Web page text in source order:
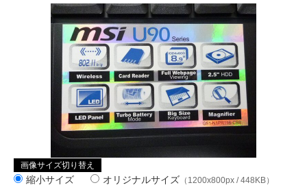
画像サイズ切り替え
縮小サイズ オリジナルサイズ （1200x800px / 448KB）